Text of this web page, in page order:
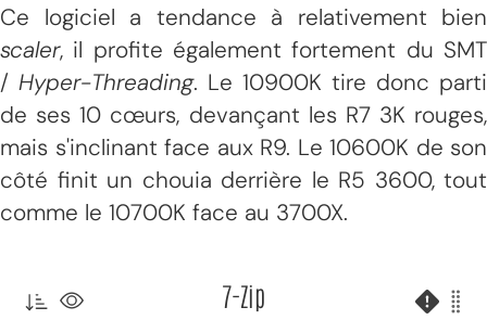
Ce logiciel a tendance à relativement bien
scaler, il profite également fortement du SMT
/ Hyper-Threading. Le 10900K tire donc parti
de ses 10 cœurs, devançant les R7 3K rouges,
mais s'inclinant face aux R9. Le 10600K de son
côté finit un chouia derrière le R5 3600, tout
comme le 10700K face au 3700X.